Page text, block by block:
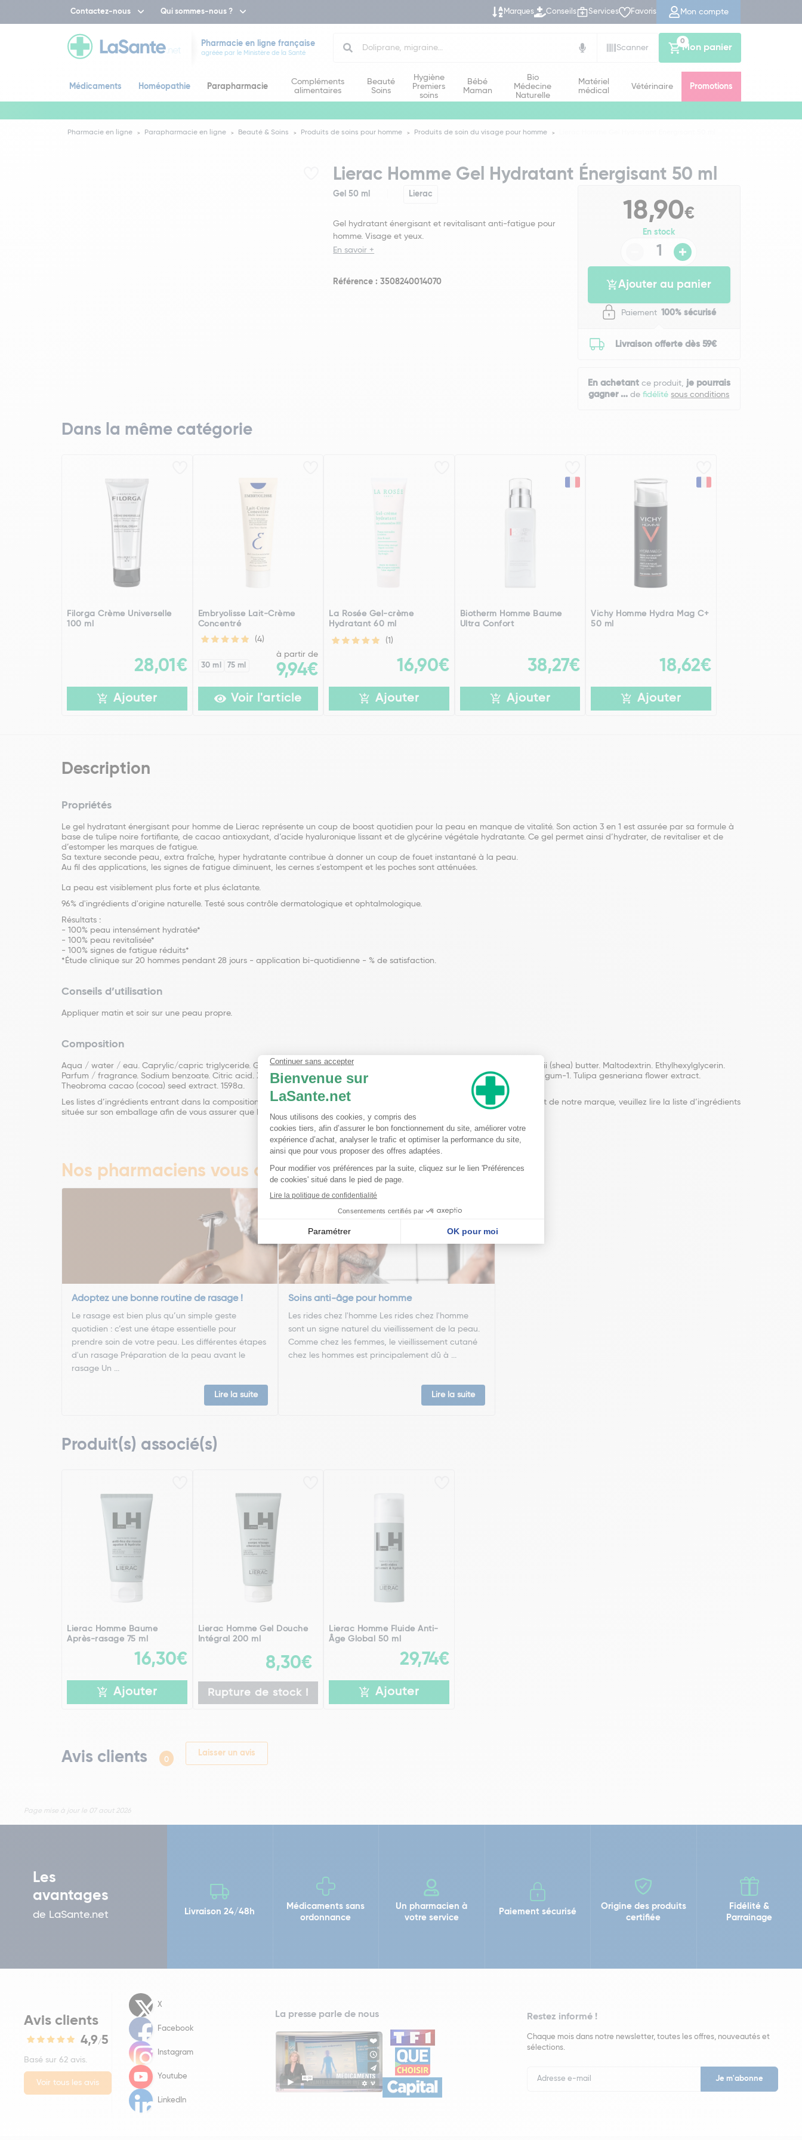
Contactez-nous Qui sommes-nous ? Marques Conseils Services Favoris Mon compte
Pharmacie en ligne française
agréée par le Ministère de la Santé
Scanner
Mon panier
0
Médicaments Homéopathie Parapharmacie
Compléments
alimentaires
Beauté
Soins
Hygiène
Premiers
soins
Bébé
Maman
Bio
Médecine
Naturelle
Matériel
médical
Vétérinaire Promotions
Pharmacie en ligne Parapharmacie en ligne Beauté & Soins Produits de soins pour homme Produits de soin du visage pour homme
Lierac Homme Gel Hydratant Énergisant 50 ml
Gel 50 ml Lierac
Gel hydratant énergisant et revitalisant anti-fatigue pour
homme. Visage et yeux.
En savoir +
Référence : 3508240014070
18,90€
En stock
Ajouter au panier
Paiement 100% sécurisé
Livraison offerte dès 59€
En achetantce produit, je pourrais
gagner ... defidélitésous conditions
Dans la même catégorie
Filorga Crème Universelle
100 ml
28,01€
Ajouter
Embryolisse Lait-Crème
Concentré
(4)
30 ml 75 ml
à partir de
9,94€
Voir l'article
La Rosée Gel-crème
Hydratant 60 ml
(1)
16,90€
Ajouter
Biotherm Homme Baume
Ultra Confort
38,27€
Ajouter
Vichy Homme Hydra Mag C+
50 ml
18,62€
Ajouter
Description
Propriétés
Le gel hydratant énergisant pour homme de Lierac représente un coup de boost quotidien pour la peau en manque de vitalité. Son action 3 en 1 est assurée par sa formule à
base de tulipe noire fortifiante, de cacao antioxydant, d’acide hyaluronique lissant et de glycérine végétale hydratante. Ce gel permet ainsi d’hydrater, de revitaliser et de
d’estomper les marques de fatigue.
Sa texture seconde peau, extra fraîche, hyper hydratante contribue à donner un coup de fouet instantané à la peau.
Au fil des applications, les signes de fatigue diminuent, les cernes s'estompent et les poches sont atténuées.
La peau est visiblement plus forte et plus éclatante.
96% d'ingrédients d'origine naturelle. Testé sous contrôle dermatologique et ophtalmologique.
Résultats :
- 100% peau intensément hydratée*
- 100% peau revitalisée*
- 100% signes de fatigue réduits*
*Étude clinique sur 20 hommes pendant 28 jours - application bi-quotidienne - % de satisfaction.
Conseils d’utilisation
Appliquer matin et soir sur une peau propre.
Composition
Aqua / water / eau. Caprylic/capric triglyceride. Glycerin. Sodium polyacrylate. Caffeine. Lauroyl lysine. Butyrospermum parkii (shea) butter. Maltodextrin. Ethylhexylglycerin.
Parfum / fragrance. Sodium benzoate. Citric acid. Xanthan gum. Citrus japonica fruit extract. Butylene glycol. Biosaccharide gum-1. Tulipa gesneriana flower extract.
Theobroma cacao (cocoa) seed extract. 1598a.
Les listes d’ingrédients entrant dans la composition de nos produits sont régulièrement mises à jour. Avant d’utiliser un produit de notre marque, veuillez lire la liste d’ingrédients
située sur son emballage afin de vous assurer que les ingrédients sont adaptés à votre utilisation personnelle.
Nos pharmaciens vous conseillent
Adoptez une bonne routine de rasage !
Le rasage est bien plus qu’un simple geste
quotidien : c’est une étape essentielle pour
prendre soin de votre peau. Les différentes étapes
d'un rasage Préparation de la peau avant le
rasage Un ...
Lire la suite
Soins anti-âge pour homme
Les rides chez l'homme Les rides chez l'homme
sont un signe naturel du vieillissement de la peau.
Comme chez les femmes, le vieillissement cutané
chez les hommes est principalement dû à ...
Lire la suite
Produit(s) associé(s)
Lierac Homme Baume
Après-rasage 75 ml
16,30€
Ajouter
Lierac Homme Gel Douche
Intégral 200 ml
8,30€
Rupture de stock !
Lierac Homme Fluide Anti-
Âge Global 50 ml
29,74€
Ajouter
Avis clients 0
Laisser un avis
Page mise à jour le 07 aout 2026
Les
avantages
de LaSante.net Livraison 24/48h
Médicaments sans
ordonnance
Un pharmacien à
votre service
Paiement sécurisé
Origine des produits
certifiée
Fidélité &
Parrainage
Avis clients
4,9/5
Basé sur 62 avis.
Voir tous les avis
X
Facebook
Instagram
Youtube
LinkedIn
La presse parle de nous Restez informé !
Chaque mois dans notre newsletter, toutes les offres, nouveautés et
sélections.
Newsletter